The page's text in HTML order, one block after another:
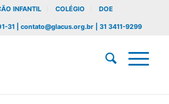
INFANTIL COLÉGIO DOE
31 | contato@glacus.org.br | 31 3411-9299